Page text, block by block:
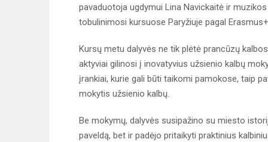
pavaduotoja ugdymui Lina Navickaitė ir
tobulinimosi kursuose Paryžiuje pagal
Kursų metu dalyvės ne tik plėtė prancūzų
aktyviai gilinosi į inovatyvius užsienio kalbų
įrankiai, kurie gali būti taikomi pamokose, taip
mokytis užsienio kalbų.
Be mokymų, dalyvės susipažino su miesto
paveldą, bet ir padėjo pritaikyti praktinius